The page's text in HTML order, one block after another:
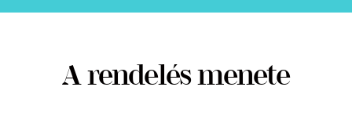
A rendelés menete